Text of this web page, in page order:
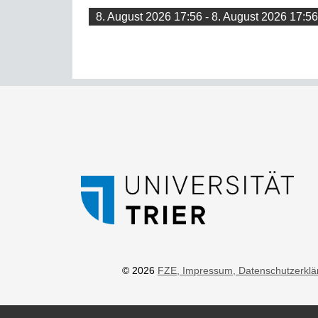
8. August 2026 17:56 - 8. August 2026 17:56
© 2026 FZE , Impressum ,